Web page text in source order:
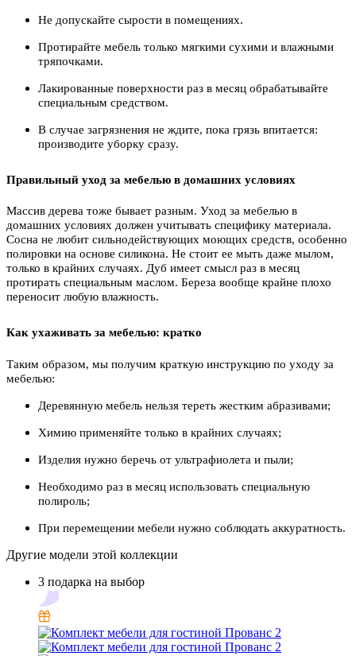
Не допускайте сырости в помещениях.
Протирайте мебель только мягкими сухими и влажными
тряпочками.
Лакированные поверхности раз в месяц обрабатывайте
специальным средством.
В случае загрязнения не ждите, пока грязь впитается:
производите уборку сразу.
Правильный уход за мебелью в домашних условиях
Массив дерева тоже бывает разным. Уход за мебелью в
домашних условиях должен учитывать специфику материала.
Сосна не любит сильнодействующих моющих средств, особенно
полировки на основе силикона. Не стоит ее мыть даже мылом,
только в крайних случаях. Дуб имеет смысл раз в месяц
протирать специальным маслом. Береза вообще крайне плохо
переносит любую влажность.
Как ухаживать за мебелью: кратко
Таким образом, мы получим краткую инструкцию по уходу за
мебелью:
Деревянную мебель нельзя тереть жестким абразивами;
Химию применяйте только в крайних случаях;
Изделия нужно беречь от ультрафиолета и пыли;
Необходимо раз в месяц использовать специальную
полироль;
При перемещении мебели нужно соблюдать аккуратность.
Другие модели этой коллекции
3 подарка на выбор